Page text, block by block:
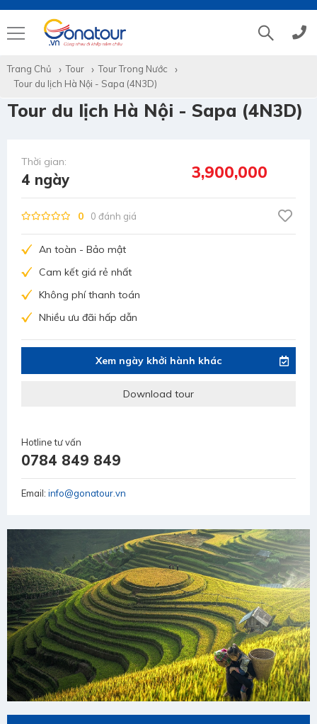
Tổng đài (028)39 14 18 18
Hotline tour nước ngoài 0786 711 611
Hotline tour trong nước 0783 336 116
Hotine CSKH
Hotline tư vấn dịch vụ
Trang Chủ Tour
Tour Trong Nước
Tour du lịch Hà Nội - Sapa (4N3D)
Tour du lịch Hà Nội - Sapa (4N3D)
Thời gian:
4 ngày 3,900,000
0 0 đánh giá
An toàn - Bảo mật
Cam kết giá rẻ nhất
Không phí thanh toán
Nhiều ưu đãi hấp dẫn
Xem ngày khởi hành khác
Download tour
Hotline tư vấn
0784 849 849
Email: info@gonatour.vn